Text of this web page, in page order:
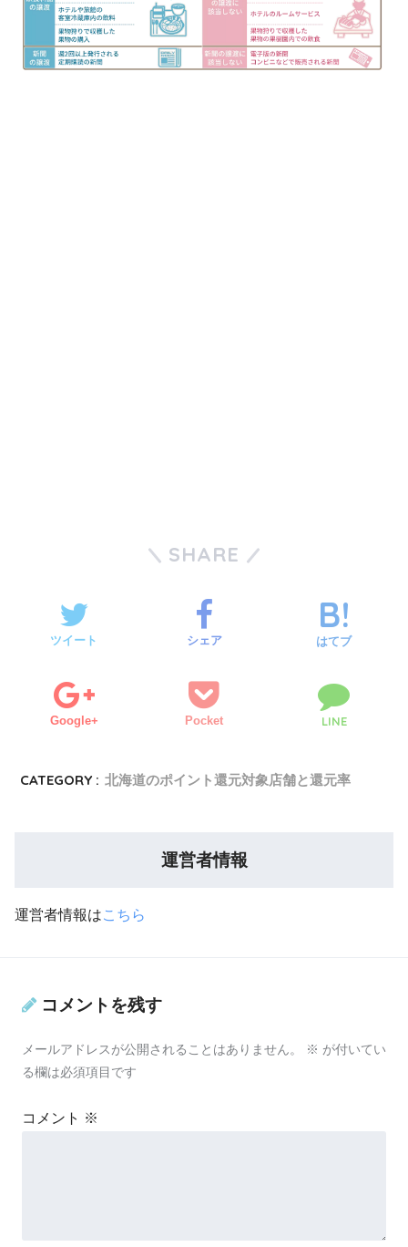
SHARE
ツイート シェア はてブ
Google+ Pocket LINE
CATEGORY : 北海道のポイント還元対象店舗と還元率
運営者情報
運営者情報はこちら
コメントを残す
メールアドレスが公開されることはありません。 ※ が付いてい
る欄は必須項目です
コメント ※